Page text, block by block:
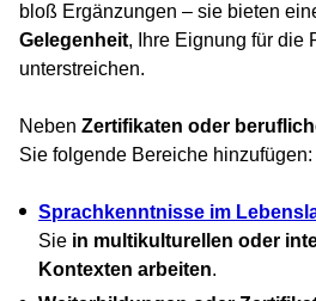
bloß Ergänzungen – sie bieten
Gelegenheit, Ihre Eignung für die
unterstreichen.
Neben Zertifikaten oder
Sie folgende Bereiche hinzufügen:
Sprachkenntnisse im
Sie in multikulturellen oder
Kontexten arbeiten.